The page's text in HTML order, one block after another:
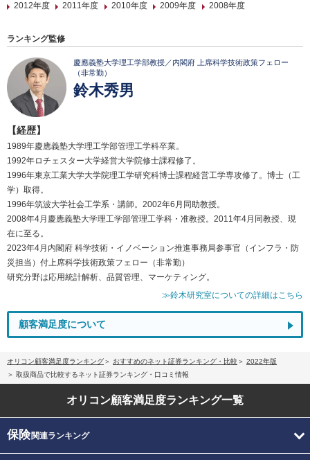
2012年度
2011年度 2010年度 2009年度 2008年度
ランキング監修
慶應義塾大学理工学部教授／内閣府 上席科学技術政策フェロー
（非常勤）
鈴木秀男
【経歴】
1989年慶應義塾大学理工学部管理工学科卒業。
1992年ロチェスター大学経営大学院修士課程修了。
1996年東京工業大学大学院理工学研究科博士課程経営工学専攻修了。博士（工
学）取得。
1996年筑波大学社会工学系・講師。2002年6月同助教授。
2008年4月慶應義塾大学理工学部管理工学科・准教授。2011年4月同教授、現
在に至る。
2023年4月内閣府 科学技術・イノベーション推進事務局参事官（インフラ・防
災担当）付上席科学技術政策フェロー（非常勤）
研究分野は応用統計解析、品質管理、マーケティング。
≫鈴木研究室についての詳細はこちら
顧客満足度について
オリコン顧客満足度ランキング おすすめのネット証券ランキング・比較
2022年版
取扱商品で比較するネット証券ランキング・口コミ情報
オリコン顧客満足度ランキング一覧
保険関連ランキング